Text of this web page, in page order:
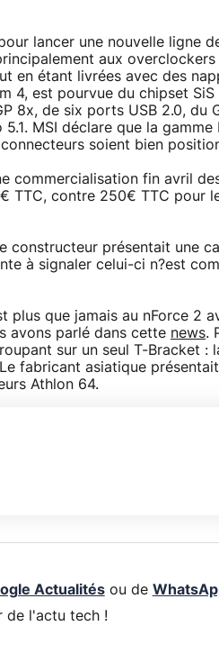
lancer une nouvelle ligne
aux
en étant livrées avec des
4, est pourvue du chipset
8x, de six ports USB 2.0, du
MSI déclare que la
soient bien
commercialisation fin avril
TTC, contre 250€ TTC pour
constructeur présentait une
à signaler celui-ci n?est
plus que jamais au nForce 2
avons parlé dans cette news.
sur un seul T-Bracket :
fabricant asiatique
Athlon 64.
Actualitésou de
de l'actu tech !